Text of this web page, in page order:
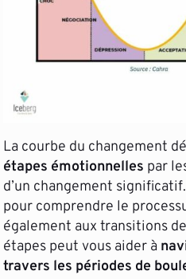
La courbe du changement
étapes émotionnelles par
d’un changement
pour comprendre le
également aux transitions
étapes peut vous aider à
travers les périodes de